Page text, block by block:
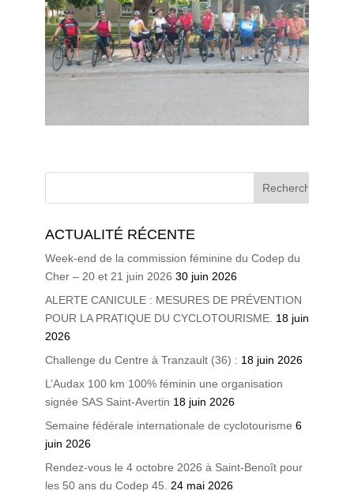
ACTUALITÉ RÉCENTE
Week-end de la commission féminine du Codep du
Cher – 20 et 21 juin 2026 30 juin 2026
ALERTE CANICULE : MESURES DE PRÉVENTION
POUR LA PRATIQUE DU CYCLOTOURISME. 18 juin
2026
Challenge du Centre à Tranzault (36) : 18 juin 2026
L’Audax 100 km 100% féminin une organisation
signée SAS Saint-Avertin 18 juin 2026
Semaine fédérale internationale de cyclotourisme 6
juin 2026
Rendez-vous le 4 octobre 2026 à Saint-Benoît pour
les 50 ans du Codep 45. 24 mai 2026